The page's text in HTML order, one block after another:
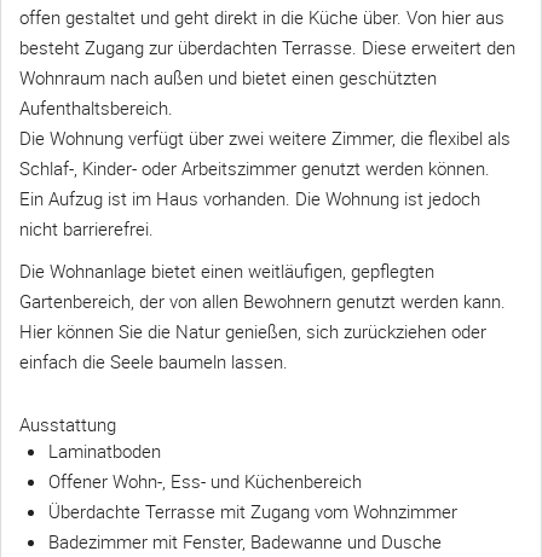
offen gestaltet und geht direkt in die Küche über. Von hier aus
besteht Zugang zur überdachten Terrasse. Diese erweitert den
Wohnraum nach außen und bietet einen geschützten
Aufenthaltsbereich.
Die Wohnung verfügt über zwei weitere Zimmer, die flexibel als
Schlaf-, Kinder- oder Arbeitszimmer genutzt werden können.
Ein Aufzug ist im Haus vorhanden. Die Wohnung ist jedoch
nicht barrierefrei.
Die Wohnanlage bietet einen weitläufigen, gepflegten
Gartenbereich, der von allen Bewohnern genutzt werden kann.
Hier können Sie die Natur genießen, sich zurückziehen oder
einfach die Seele baumeln lassen.
Ausstattung
Laminatboden
Offener Wohn-, Ess- und Küchenbereich
Überdachte Terrasse mit Zugang vom Wohnzimmer
Badezimmer mit Fenster, Badewanne und Dusche